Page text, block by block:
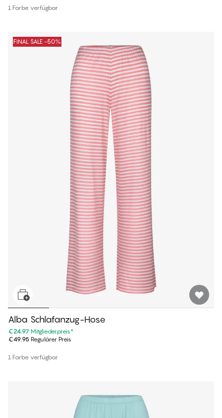
1 Farbe verfügbar
FINAL SALE -50%
Alba Schlafanzug-Hose
€24.97 Mitgliederpreis*
€49.95 Regulärer Preis
1 Farbe verfügbar